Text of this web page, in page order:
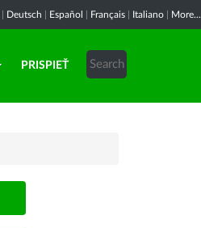
Deutsch Español Français Italiano More...
PRISPIEŤ